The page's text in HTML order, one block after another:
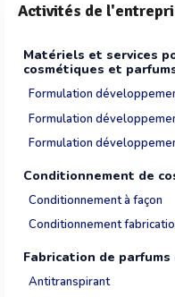
Activités de
Matériels et services
cosmétiques et
Formulation
Formulation
Formulation
Conditionnement de
Conditionnement à façon
Conditionnement
Fabrication de
Antitranspirant